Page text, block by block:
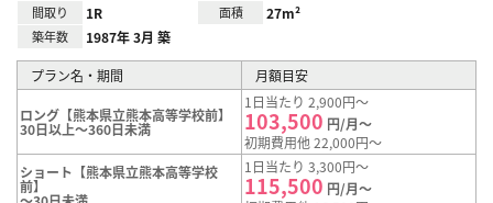
間取り 1R 面積 27m²
築年数 1987年 3月 築
プラン名・期間 月額目安
ロング【熊本県立熊本高等学校前】
30日以上～360日未満
1日当たり 2,900円～
103,500 円/月～
初期費用他 22,000円～
ショート【熊本県立熊本高等学校
前】
1日当たり 3,300円～
115,500 円/月～